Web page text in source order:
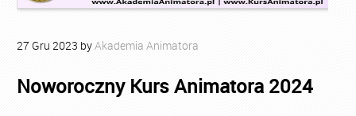
27 Gru 2023 byAkademia Animatora
Noworoczny Kurs Animatora 2024